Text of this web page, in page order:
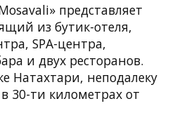
представляет
из бутик-отеля,
SPA-центра,
и двух ресторанов.
Натахтари, неподалеку
30-ти километрах от